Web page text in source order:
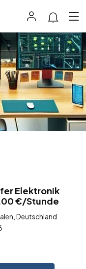
Elektronik
€/Stunde
Deutschland